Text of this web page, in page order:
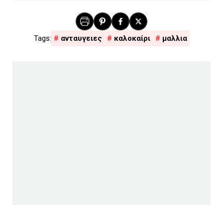
ανταυγειες καλοκαίρι μαλλια